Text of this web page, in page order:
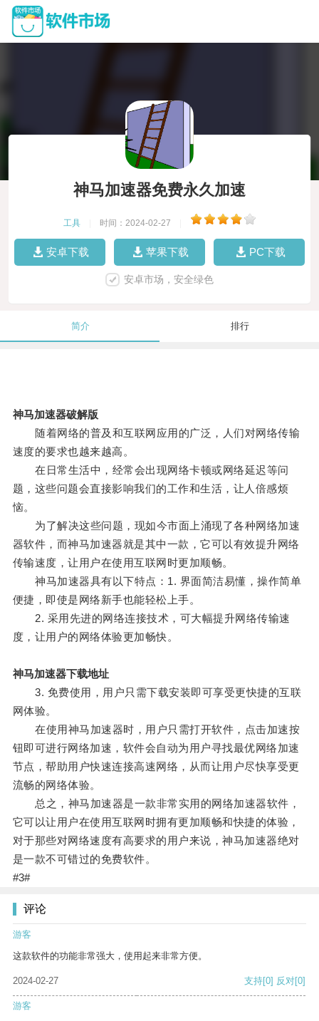
神马加速器免费永久加速
工具 时间：2024-02-27
安卓下载 苹果下载 PC下载
安卓市场，安全绿色
简介 排行
神马加速器破解版
随着网络的普及和互联网应用的广泛，人们对网络传输
速度的要求也越来越高。
在日常生活中，经常会出现网络卡顿或网络延迟等问
题，这些问题会直接影响我们的工作和生活，让人倍感烦
恼。
为了解决这些问题，现如今市面上涌现了各种网络加速
器软件，而神马加速器就是其中一款，它可以有效提升网络
传输速度，让用户在使用互联网时更加顺畅。
神马加速器具有以下特点：1. 界面简洁易懂，操作简单
便捷，即使是网络新手也能轻松上手。
2. 采用先进的网络连接技术，可大幅提升网络传输速
度，让用户的网络体验更加畅快。
神马加速器下载地址
3. 免费使用，用户只需下载安装即可享受更快捷的互联
网体验。
在使用神马加速器时，用户只需打开软件，点击加速按
钮即可进行网络加速，软件会自动为用户寻找最优网络加速
节点，帮助用户快速连接高速网络，从而让用户尽快享受更
流畅的网络体验。
总之，神马加速器是一款非常实用的网络加速器软件，
它可以让用户在使用互联网时拥有更加顺畅和快捷的体验，
对于那些对网络速度有高要求的用户来说，神马加速器绝对
是一款不可错过的免费软件。
#3#
评论
游客
这款软件的功能非常强大，使用起来非常方便。
2024-02-27 支持[0] 反对[0]
游客